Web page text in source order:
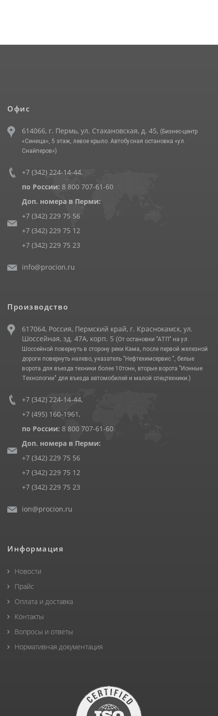
Офис
614066, г. Пермь, ул. Стахановская, д. 45, (Бизнес-центр
«Синица», 5 этаж, левое крыло. Автобусная остановка «ул.
Снайперов»)
+7 (342) 224-14-44,
по России: 8 800 707-61-60
Доп. номера в Перми:
+7 (342) 229 75 56
+7 (342) 229 75 12
+7 (342) 229 75 23
info@procion.ru
Производство
617064, Россия, Пермский край, г. Краснокамск, ул.
Шоссейная, зд. 47А, корп. 5 (От остановки "АТП" на ул.
Шоссейной повернуть в сторону реки Кама, после первой железной
дороги повернуть налево, указатель "Нефтехимсервис ", белые
ворота для въезда техники более 10тонн, вторые ворота "Ионные
Технологии" для въезда автомобилей и малой спецтехники.)
+7 (342) 224-14-44,
+7 (495) 160-1961 ,
по России: 8 800 707-61-60
Доп. номера в Перми:
+7 (342) 229 75 56
+7 (342) 229 75 12
+7 (342) 229 75 23
ion@procion.ru
Информация
Новости
Прайс
Оплата и доставка
Контакты
Вопросы и ответы
Нормативная документация